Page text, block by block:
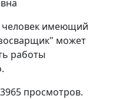
человек имеющий
может
работы
просмотров.